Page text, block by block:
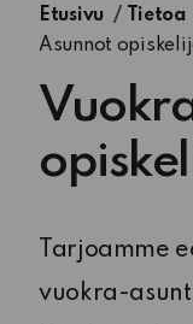
Etusivu
Tietoa
Asunnot
Tarjoamme
vuokra-